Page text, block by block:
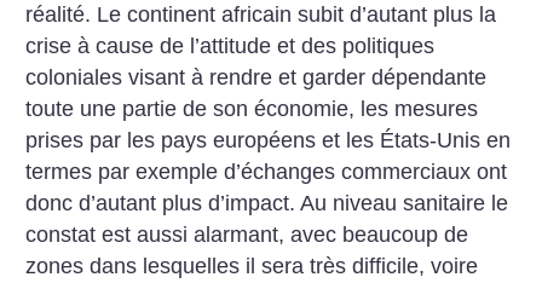
réalité. Le continent africain subit d’autant plus la
crise à cause de l’attitude et des politiques
coloniales visant à rendre et garder dépendante
toute une partie de son économie, les mesures
prises par les pays européens et les États-Unis en
termes par exemple d’échanges commerciaux ont
donc d’autant plus d’impact. Au niveau sanitaire le
constat est aussi alarmant, avec beaucoup de
zones dans lesquelles il sera très difficile, voire